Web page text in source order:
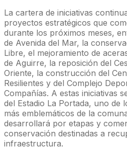
La cartera de iniciativas
proyectos estratégicos que
durante los próximos meses,
de Avenida del Mar, la
Libre, el mejoramiento de
de Aguirre, la reposición del
Oriente, la construcción del
Resilientes y del Complejo
Compañías. A estas iniciativas
del Estadio La Portada, uno de
más emblemáticos de la
desarrollará por etapas y
conservación destinadas a
infraestructura.